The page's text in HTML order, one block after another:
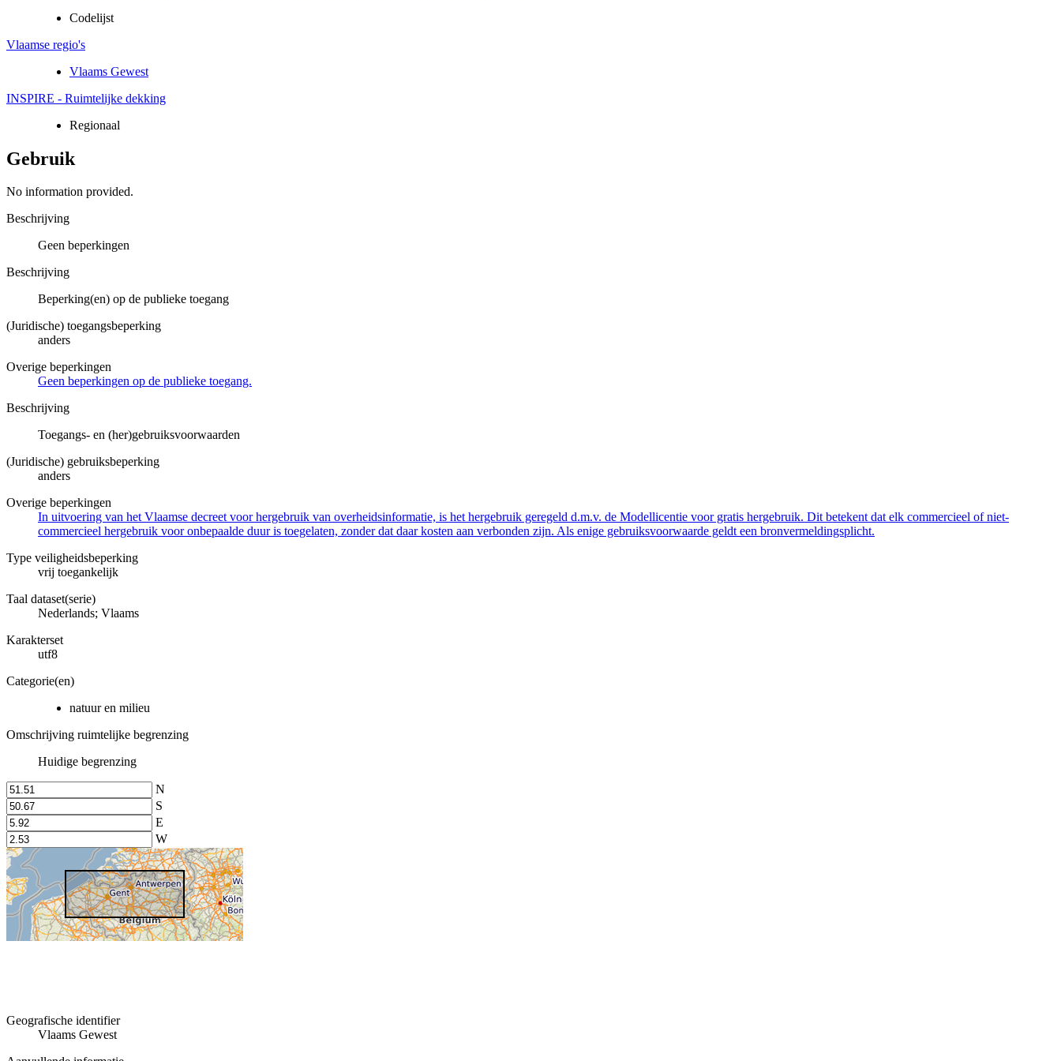
Codelijst
Vlaamse regio's
Vlaams Gewest
INSPIRE - Ruimtelijke dekking
Regionaal
Gebruik
No information provided.
Beschrijving
Geen beperkingen
Beschrijving
Beperking(en) op de publieke toegang
(Juridische) toegangsbeperking
anders
Overige beperkingen
Geen beperkingen op de publieke toegang.
Beschrijving
Toegangs- en (her)gebruiksvoorwaarden
(Juridische) gebruiksbeperking
anders
Overige beperkingen
In uitvoering van het Vlaamse decreet voor hergebruik van overheidsinformatie, is het hergebruik geregeld d.m.v. de Modellicentie voor gratis hergebruik. Dit betekent dat elk commercieel of niet-
commercieel hergebruik voor onbepaalde duur is toegelaten, zonder dat daar kosten aan verbonden zijn. Als enige gebruiksvoorwaarde geldt een bronvermeldingsplicht.
Type veiligheidsbeperking
vrij toegankelijk
Taal dataset(serie)
Nederlands; Vlaams
Karakterset
utf8
Categorie(en)
natuur en milieu
Omschrijving ruimtelijke begrenzing
Huidige begrenzing
N
S
E
W
Geografische identifier
Vlaams Gewest